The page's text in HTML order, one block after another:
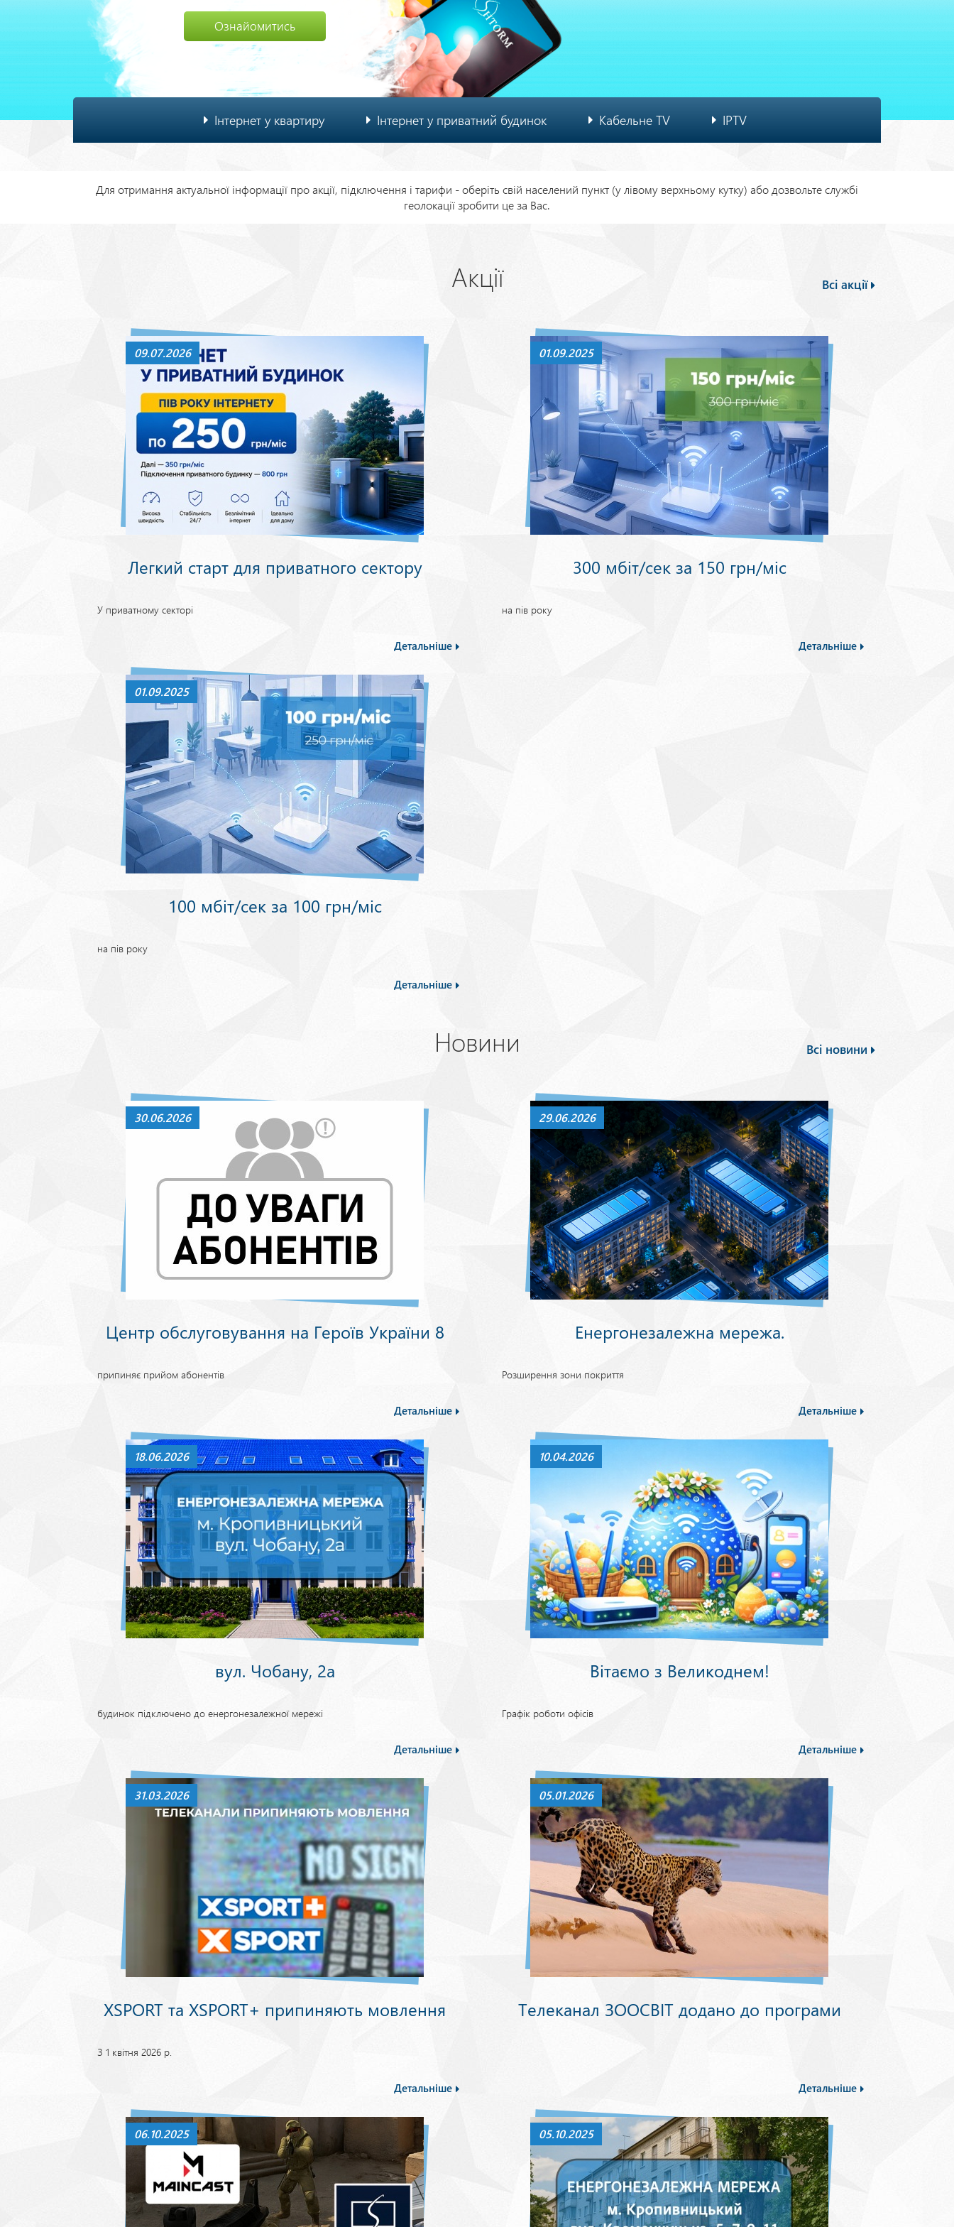
Ознайомитись
Основна
Інтернет у квартиру Інтернет у приватний будинок Кабельне TV IPTV
Для отримання актуальної інформації про акції, підключення і тарифи - оберіть свій населений пункт (у лівому верхньому кутку) або дозвольте службі
геолокації зробити це за Вас.
Акції Всі акції
09.07.2026
Легкий старт для приватного сектору
У приватному секторі
Детальніше
01.09.2025
300 мбіт/сек за 150 грн/міс
на пів року
Детальніше
01.09.2025
100 мбіт/сек за 100 грн/міс
на пів року
Детальніше
Новини Всі новини
30.06.2026
Центр обслуговування на Героїв України 8
припиняє прийом абонентів
Детальніше
29.06.2026
Енергонезалежна мережа.
Розширення зони покриття
Детальніше
18.06.2026
вул. Чобану, 2а
будинок підключено до енергонезалежної мережі
Детальніше
10.04.2026
Вітаємо з Великоднем!
Графік роботи офісів
Детальніше
31.03.2026
XSPORT та XSPORT+ припиняють мовлення
З 1 квітня 2026 р.
Детальніше
05.01.2026
Телеканал ЗООСВІТ додано до програми
Детальніше
06.10.2025 05.10.2025